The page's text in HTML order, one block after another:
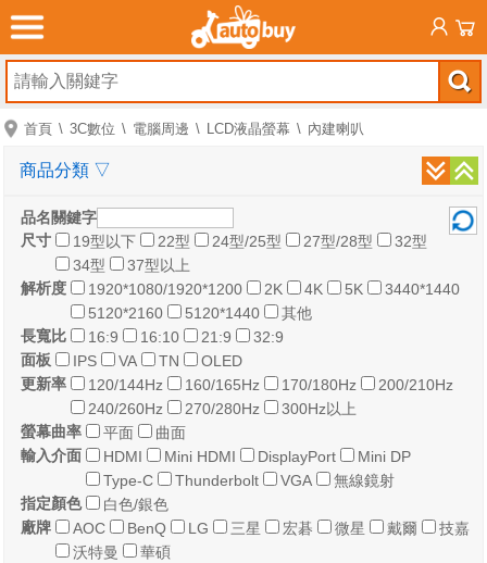
首頁 3C數位 電腦周邊 LCD液晶螢幕 內建喇叭
品名關鍵字
尺寸
19型以下 22型 24型/25型 27型/28型
32型
34型
37型以上
解析度
1920*1080/1920*1200 2K 4K 5K
3440*1440
5120*2160
5120*1440
其他
長寬比
16:9 16:10 21:9
32:9
面板
IPS VA TN
OLED
更新率
120/144Hz 160/165Hz 170/180Hz
200/210Hz
240/260Hz
270/280Hz
300Hz以上
螢幕曲率
平面
曲面
輸入介面
HDMI Mini HDMI DisplayPort
Mini DP
Type-C
Thunderbolt VGA
無線鏡射
指定顏色
白色/銀色
廠牌
AOC BenQ LG 三星 宏碁 微星 戴爾
技嘉
沃特曼
華碩
商品分類 ▽